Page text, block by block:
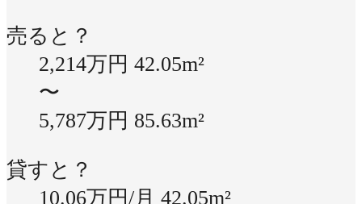
売ると？
2,214万円 42.05m²
〜
5,787万円 85.63m²
貸すと？
10.06万円/月 42.05m²